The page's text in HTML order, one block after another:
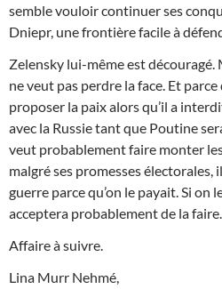
semble vouloir continuer ses
Dniepr, une frontière facile à
Zelensky lui-même est découragé.
ne veut pas perdre la face. Et
proposer la paix alors qu’il a
avec la Russie tant que Poutine
veut probablement faire monter
malgré ses promesses électorales,
guerre parce qu’on le payait. Si on
acceptera probablement de la faire.
Affaire à suivre.
Lina Murr Nehmé,